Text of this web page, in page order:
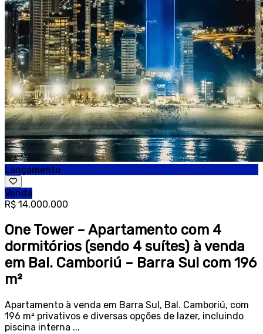
Lançamento
Venda
R$ 14.000.000
One Tower – Apartamento com 4
dormitórios (sendo 4 suítes) à venda
em Bal. Camboriú – Barra Sul com 196
m²
Apartamento à venda em Barra Sul, Bal. Camboriú, com
196 m² privativos e diversas opções de lazer, incluindo
piscina interna ...